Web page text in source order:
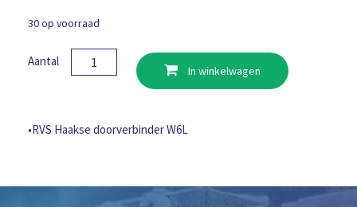
30 op voorraad
Aantal
Haakse
doorverbinder
aantal
In winkelwagen
•RVS Haakse doorverbinder W6L